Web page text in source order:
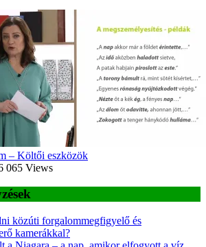
– Költői eszközök
065 Views
közúti forgalommegfigyelő és
kamerákkal?